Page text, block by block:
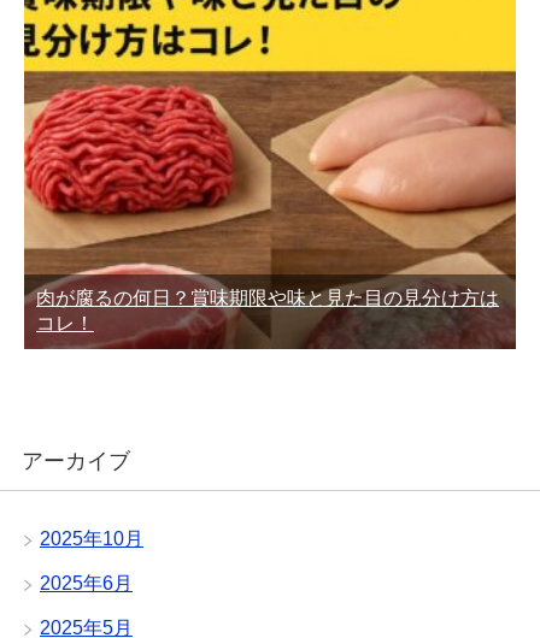
肉が腐るの何日？賞味期限や味と見た目の見分け方は
コレ！
アーカイブ
2025年10月
2025年6月
2025年5月